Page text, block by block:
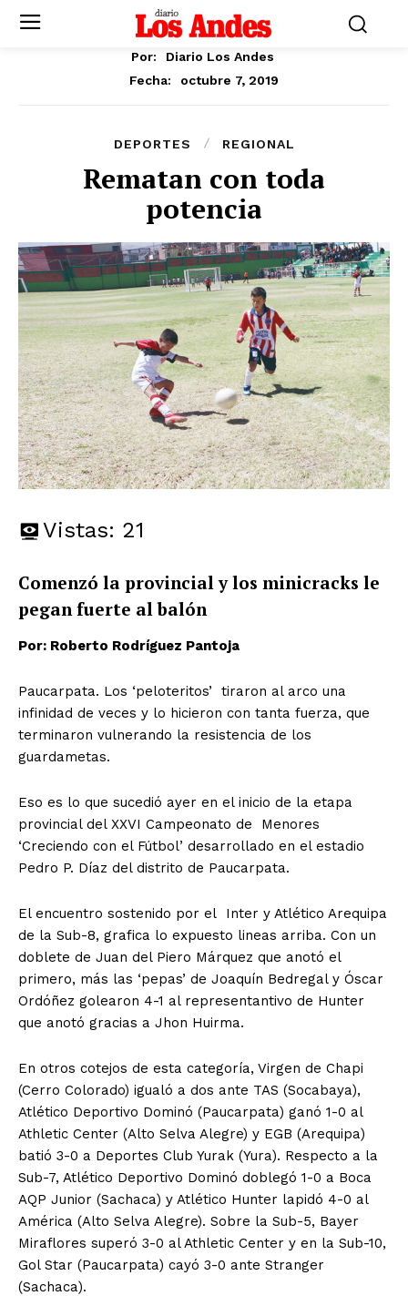
Por:
Diario Los Andes
Fecha:
octubre 7, 2019
DEPORTES REGIONAL
Rematan con toda
potencia
Vistas: 21
Comenzó la provincial y los minicracks le
pegan fuerte al balón
Por: Roberto Rodríguez Pantoja
Paucarpata. Los ‘peloteritos’ tiraron al arco una
infinidad de veces y lo hicieron con tanta fuerza, que
terminaron vulnerando la resistencia de los
guardametas.
Eso es lo que sucedió ayer en el inicio de la etapa
provincial del XXVI Campeonato de Menores
‘Creciendo con el Fútbol’ desarrollado en el estadio
Pedro P. Díaz del distrito de Paucarpata.
El encuentro sostenido por el Inter y Atlético Arequipa
de la Sub-8, grafica lo expuesto lineas arriba. Con un
doblete de Juan del Piero Márquez que anotó el
primero, más las ‘pepas’ de Joaquín Bedregal y Óscar
Ordóñez golearon 4-1 al representantivo de Hunter
que anotó gracias a Jhon Huirma.
En otros cotejos de esta categoría, Virgen de Chapi
(Cerro Colorado) igualó a dos ante TAS (Socabaya),
Atlético Deportivo Dominó (Paucarpata) ganó 1-0 al
Athletic Center (Alto Selva Alegre) y EGB (Arequipa)
batió 3-0 a Deportes Club Yurak (Yura). Respecto a la
Sub-7, Atlético Deportivo Dominó doblegó 1-0 a Boca
AQP Junior (Sachaca) y Atlético Hunter lapidó 4-0 al
América (Alto Selva Alegre). Sobre la Sub-5, Bayer
Miraflores superó 3-0 al Athletic Center y en la Sub-10,
Gol Star (Paucarpata) cayó 3-0 ante Stranger
(Sachaca).